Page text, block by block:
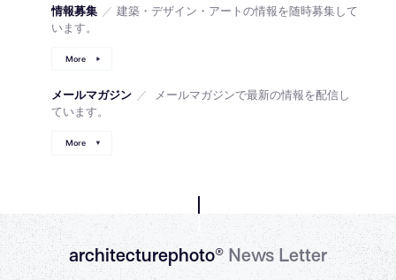
情報募集 ／ 建築・デザイン・アートの情報を随時募集して
います。
More
メールマガジン ／
メールマガジンで最新の情報を配信し
ています。
More
architecturephoto®News Letter